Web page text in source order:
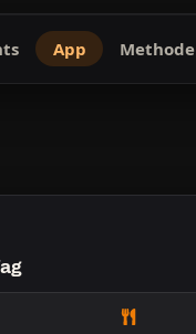
App Methode